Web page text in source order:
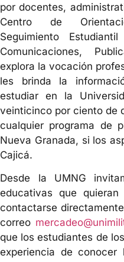
por docentes,
Centro de
Seguimiento
Comunicaciones,
explora la vocación
les brinda la
estudiar en la
veinticinco por ciento de
cualquier programa de
Nueva Granada, si los
Cajicá.
Desde la UMNG
educativas que
contactarse
correo
que los estudiantes de
experiencia de conocer